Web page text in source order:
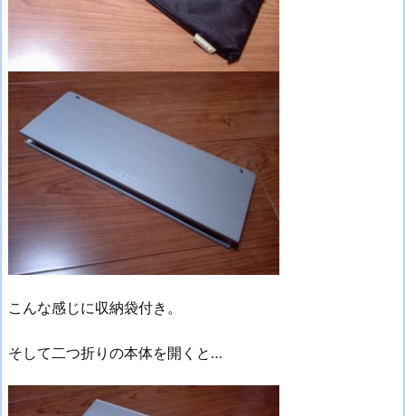
こんな感じに収納袋付き。
そして二つ折りの本体を開くと…